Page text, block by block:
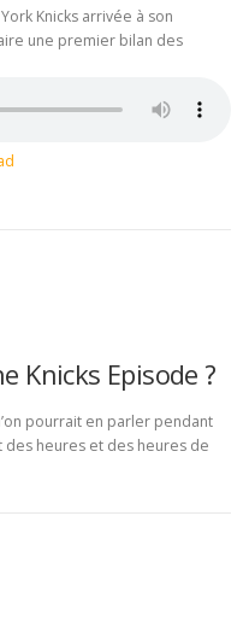
Knicks arrivée à son
une premier bilan des
Knicks Episode ?
pourrait en parler pendant
des heures et des heures de